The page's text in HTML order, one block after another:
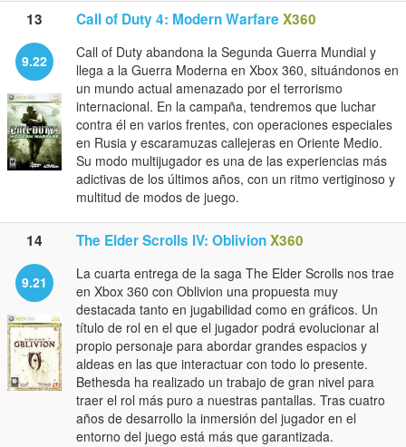
13 Call of Duty 4: Modern Warfare X360
9.22
Call of Duty abandona la Segunda Guerra Mundial y
llega a la Guerra Moderna en Xbox 360, situándonos en
un mundo actual amenazado por el terrorismo
internacional. En la campaña, tendremos que luchar
contra él en varios frentes, con operaciones especiales
en Rusia y escaramuzas callejeras en Oriente Medio.
Su modo multijugador es una de las experiencias más
adictivas de los últimos años, con un ritmo vertiginoso y
multitud de modos de juego.
14 The Elder Scrolls IV: OblivionX360
9.21
La cuarta entrega de la saga The Elder Scrolls nos trae
en Xbox 360 con Oblivion una propuesta muy
destacada tanto en jugabilidad como en gráficos. Un
título de rol en el que el jugador podrá evolucionar al
propio personaje para abordar grandes espacios y
aldeas en las que interactuar con todo lo presente.
Bethesda ha realizado un trabajo de gran nivel para
traer el rol más puro a nuestras pantallas. Tras cuatro
años de desarrollo la inmersión del jugador en el
entorno del juego está más que garantizada.